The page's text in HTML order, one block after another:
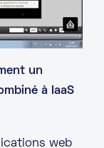
un
à IaaS
web